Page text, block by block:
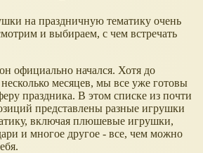
на праздничную тематику очень
и выбираем, с чем встречать
официально начался. Хотя до
месяцев, мы все уже готовы
праздника. В этом списке из почти
представлены разные игрушки
включая плюшевые игрушки,
и многое другое - все, чем можно